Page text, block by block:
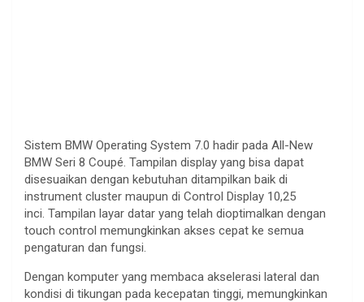
Sistem BMW Operating System 7.0 hadir pada All-New
BMW Seri 8 Coupé. Tampilan display yang bisa dapat
disesuaikan dengan kebutuhan ditampilkan baik di
instrument cluster maupun di Control Display 10,25
inci. Tampilan layar datar yang telah dioptimalkan dengan
touch control memungkinkan akses cepat ke semua
pengaturan dan fungsi.
Dengan komputer yang membaca akselerasi lateral dan
kondisi di tikungan pada kecepatan tinggi, memungkinkan